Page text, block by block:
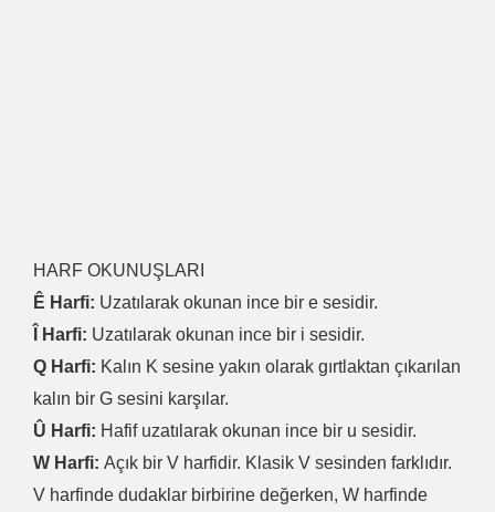
HARF OKUNUŞLARI
Ê Harfi: Uzatılarak okunan ince bir e sesidir.
Î Harfi: Uzatılarak okunan ince bir i sesidir.
Q Harfi: Kalın K sesine yakın olarak gırtlaktan çıkarılan
kalın bir G sesini karşılar.
Û Harfi: Hafif uzatılarak okunan ince bir u sesidir.
W Harfi: Açık bir V harfidir. Klasik V sesinden farklıdır.
V harfinde dudaklar birbirine değerken, W harfinde